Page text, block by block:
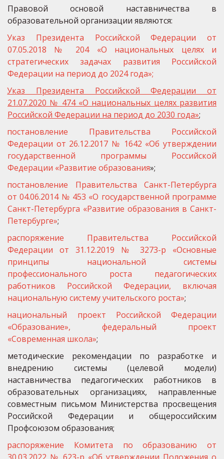
Правовой основой наставничества в
образовательной организации являются:
Указ Президента Российской Федерации от
07.05.2018 № 204 «О национальных целях и
стратегических задачах развития Российской
Федерации на период до 2024 года»;
Указ Президента Российской Федерации от
21.07.2020 № 474 «О национальных целях развития
Российской Федерации на период до 2030 года»;
постановление Правительства Российской
Федерации от 26.12.2017 № 1642 «Об утверждении
государственной программы Российской
Федерации «Развитие образования»;
постановление Правительства Санкт-Петербурга
от 04.06.2014 № 453 «О государственной программе
Санкт-Петербурга «Развитие образования в Санкт-
Петербурге»;
распоряжение Правительства Российской
Федерации от 31.12.2019 № 3273-р «Основные
принципы национальной системы
профессионального роста педагогических
работников Российской Федерации, включая
национальную систему учительского роста»;
национальный проект Российской Федерации
«Образование», федеральный проект
«Современная школа»;
методические рекомендации по разработке и
внедрению системы (целевой модели)
наставничества педагогических работников в
образовательных организациях, направленные
совместным письмом Министерства просвещения
Российской Федерации и общероссийским
Профсоюзом образования;
распоряжение Комитета по образованию от